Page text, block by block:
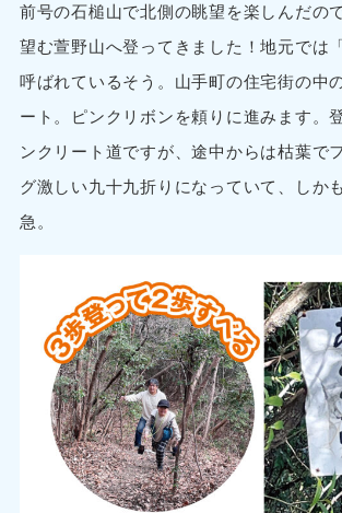
前号の石槌山で北側の眺望を楽しんだの
望む萱野山へ登ってきました！地元では
呼ばれているそう。山手町の住宅街の中
ート。ピンクリボンを頼りに進みます。
ンクリート道ですが、途中からは枯葉で
グ激しい九十九折りになっていて、しか
急。